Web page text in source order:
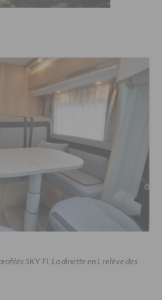
SKY TI. La dînette en L relève des